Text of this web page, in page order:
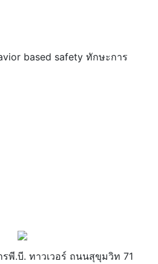
based safety ทักษะการ
พี.บี. ทาวเวอร์ ถนนสุขุมวิท 71